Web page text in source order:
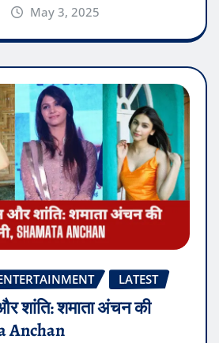
May 3, 2025
LATEST
शांति: शमाता अंचन की
Anchan